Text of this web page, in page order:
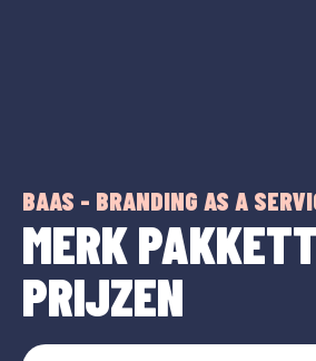
BAAS - BRANDING AS A
MERK
PRIJZEN